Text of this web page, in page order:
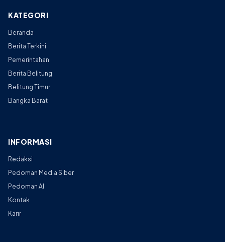
KATEGORI
Beranda
Berita Terkini
Pemerintahan
Berita Belitung
Belitung Timur
Bangka Barat
INFORMASI
Redaksi
Pedoman Media Siber
Pedoman AI
Kontak
Karir